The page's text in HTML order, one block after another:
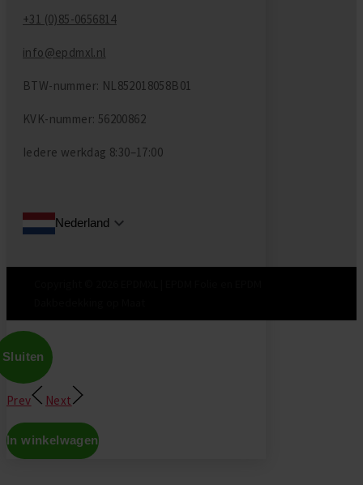
+31 (0)85-0656814
info@epdmxl.nl
BTW-nummer: NL852018058B01
KVK-nummer: 56200862
Iedere werkdag 8:30–17:00
Nederland
Sluiten
Prev Next
In winkelwagen